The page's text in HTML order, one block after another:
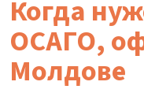
Когда
ОСАГО,
Молдове